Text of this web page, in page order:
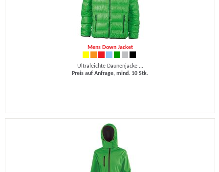
Mens Down Jacket
Ultraleichte Daunenjacke ...
Preis auf Anfrage, mind. 10 Stk.